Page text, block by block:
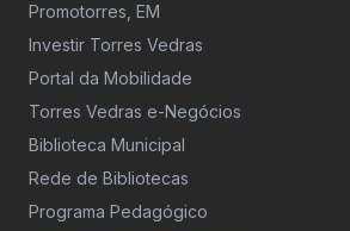
Promotorres, EM
Investir Torres Vedras
Portal da Mobilidade
Torres Vedras e-Negócios
Biblioteca Municipal
Rede de Bibliotecas
Programa Pedagógico